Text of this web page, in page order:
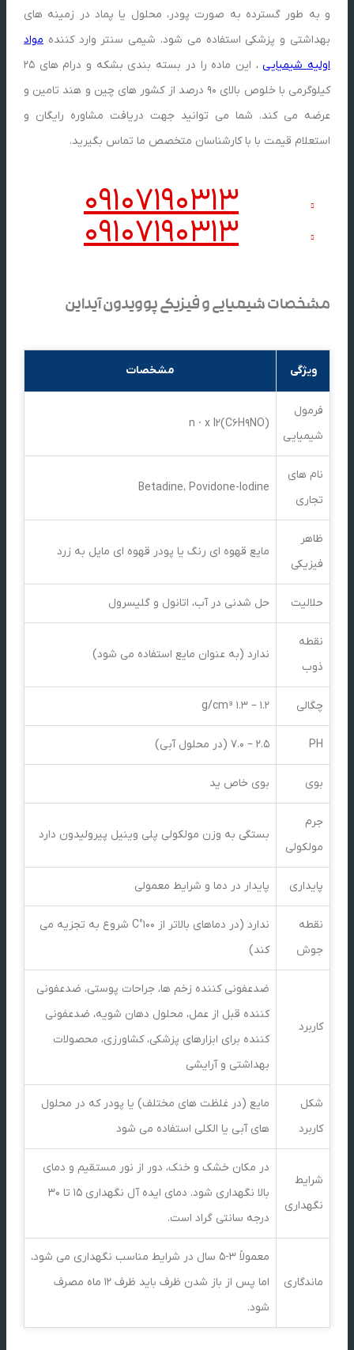
و به طور گسترده به صورت پودر، محلول یا پماد در زمینه های
بهداشتی و پزشکی استفاده می شود. شیمی سنتر وارد کننده مواد
اولیه شیمیایی
، این ماده را در بسته بندی بشکه و درام های 25
کیلوگرمی با خلوص بالای 90 درصد از کشور های چین و هند تامین و
عرضه می کند. شما می توانید جهت دریافت مشاوره رایگان و
استعلام قیمت با با کارشناسان متخصص ما تماس بگیرید.
09107190313
09107190313
مشخصات شیمیایی و فیزیکی پوویدون آیداین
ویژگی مشخصات
فرمول
شیمیایی
(C6H9NO)n · x I2
نام های
تجاری
Betadine، Povidone-Iodine
ظاهر
فیزیکی
مایع قهوه ای رنگ یا پودر قهوه ای مایل به زرد
حلالیت حل شدنی در آب، اتانول و گلیسرول
نقطه
ذوب
ندارد (به عنوان مایع استفاده می شود)
چگالی 1.2 – 1.3 g/cm³
PH 2.5 – 7.0 (در محلول آبی)
بوی بوی خاص ید
جرم
مولکولی
بستگی به وزن مولکولی پلی وینیل پیرولیدون دارد
پایداری پایدار در دما و شرایط معمولی
نقطه
جوش
ندارد (در دماهای بالاتر از 100°C شروع به تجزیه می
کند)
کاربرد
ضدعفونی کننده زخم ها، جراحات پوستی، ضدعفونی
کننده قبل از عمل، محلول دهان شویه، ضدعفونی
کننده برای ابزارهای پزشکی، کشاورزی، محصولات
بهداشتی و آرایشی
شکل
کاربرد
مایع (در غلظت های مختلف) یا پودر که در محلول
های آبی یا الکلی استفاده می شود
شرایط
نگهداری
در مکان خشک و خنک، دور از نور مستقیم و دمای
بالا نگهداری شود. دمای ایده آل نگهداری 15 تا 30
درجه سانتی گراد است.
ماندگاری
معمولاً 3-5 سال در شرایط مناسب نگهداری می شود،
اما پس از باز شدن ظرف باید ظرف 12 ماه مصرف
شود.